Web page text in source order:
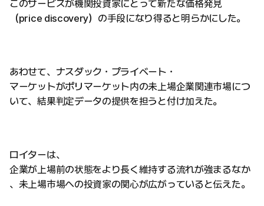
このサービスが機関投資家にとって新たな価格発見
（price discovery）の手段になり得ると明らかにした。
あわせて、ナスダック・プライベート・
マーケットがポリマーケット内の未上場企業関連市場につ
いて、結果判定データの提供を担うと付け加えた。
ロイターは、
企業が上場前の状態をより長く維持する流れが強まるなか
、未上場市場への投資家の関心が広がっていると伝えた。